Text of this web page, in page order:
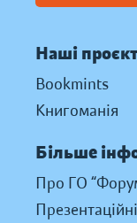
Наші
Bookmints
Книгоманія
Більше
Про ГО